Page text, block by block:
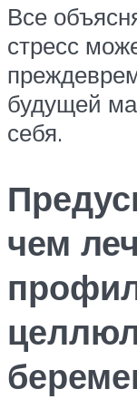
Все
стресс
будущей
себя.
чем